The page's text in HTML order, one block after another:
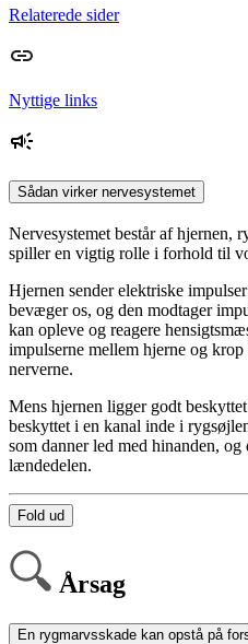
Relaterede sider
Nyttige links
Sådan virker nervesystemet
Nervesystemet består af hjernen,
spiller en vigtig rolle i forhold til
Hjernen sender elektriske
bevæger os, og den modtager
kan opleve og reagere
impulserne mellem hjerne og
nerverne.
Mens hjernen ligger godt
beskyttet i en kanal inde i
som danner led med hinanden,
lændedelen.
Fold ud
Årsag
En rygmarvsskade kan opstå på